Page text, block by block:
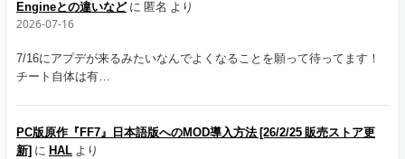
Engineとの違いなどに 匿名 より
2026-07-16
7/16にアプデが来るみたいなんでよくなることを願って待ってます！
チート自体は有…
PC版原作『FF7』日本語版へのMOD導入方法 [26/2/25 販売ストア更
新] に HAL より